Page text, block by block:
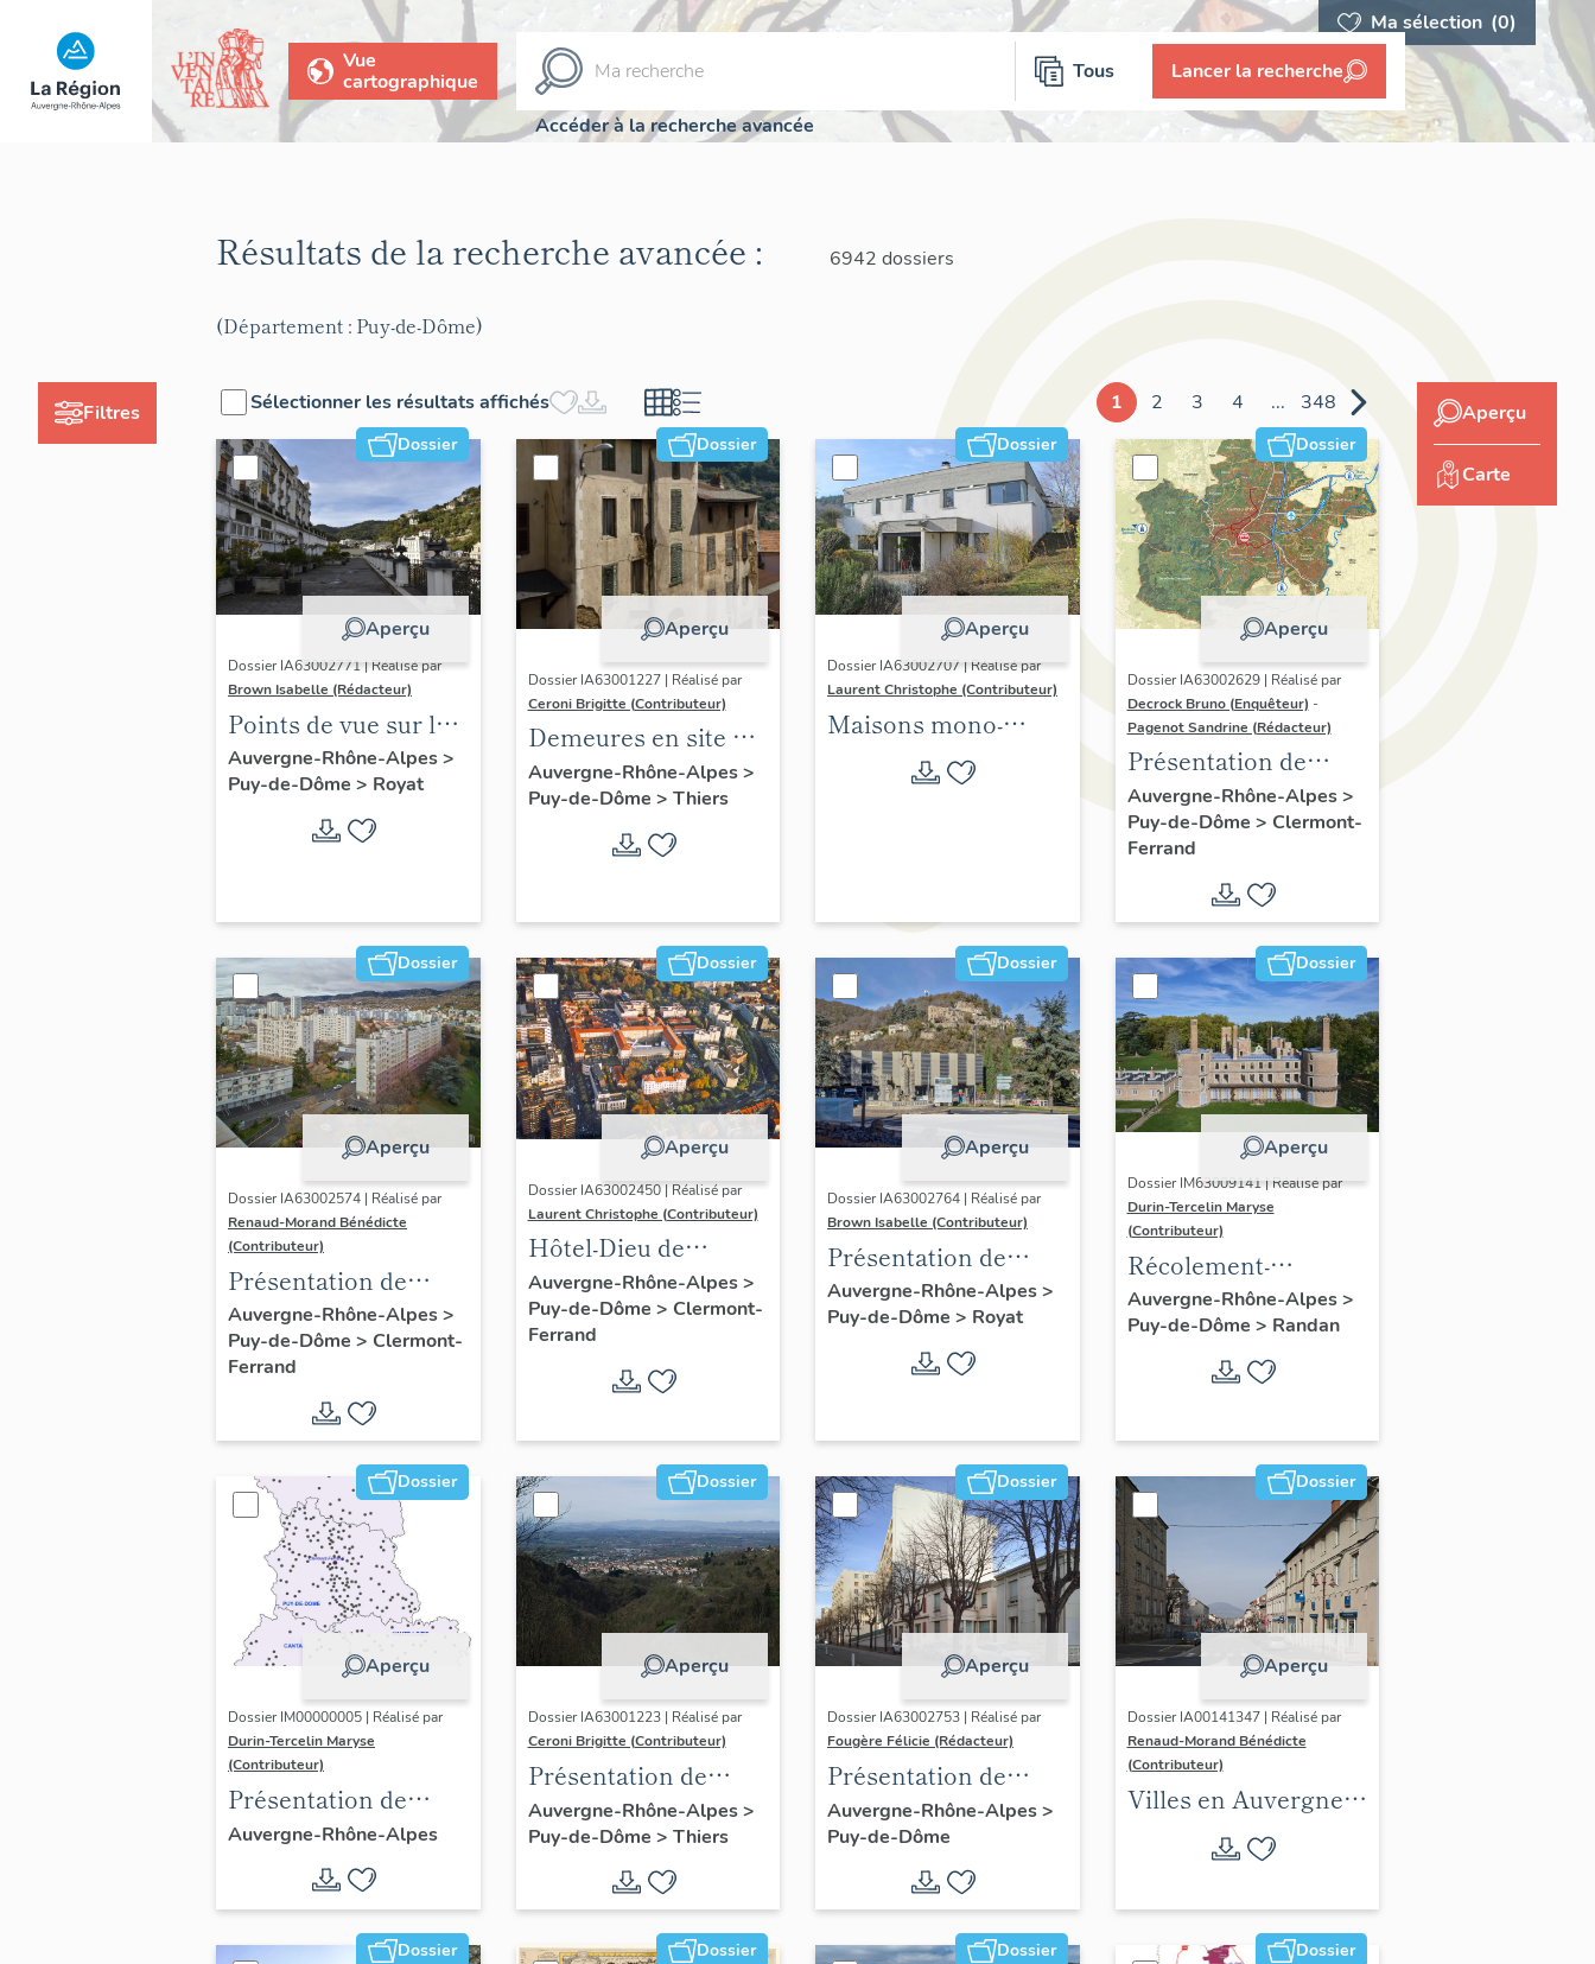
Ma sélection (0)
Vue
cartographique
Tous Lancer la recherche
Accéder à la recherche avancée
Filtres
Résultats de la recherche avancée : 6942 dossiers
(Département : Puy-de-Dôme)
Sélectionner les résultats affichés 1 2 3 4 ... 348
Dossier
Aperçu
Dossier IA63002771 | Réalisé par
Brown Isabelle (Rédacteur)
Points de vue sur le
paysage thermal
Auvergne-Rhône-Alpes>
Puy-de-Dôme > Royat
Dossier
Aperçu
Dossier IA63001227 | Réalisé par
Ceroni Brigitte (Contributeur)
Demeures en site de
pente
Auvergne-Rhône-Alpes>
Puy-de-Dôme > Thiers
Dossier
Aperçu
Dossier IA63002707 | Réalisé par
Laurent Christophe (Contributeur)
Maisons mono-
familiales
singulières des
Clermont Auvergne
métropole. 2021-2024.
Dossier
Aperçu
Dossier IA63002629 | Réalisé par
Decrock Bruno (Enquêteur) -
Pagenot Sandrine (Rédacteur)
Présentation de
l'opération
d'inventaire du
patrimoine viticole
du territoire de
Clermont-Auvergne-
Métropole
Auvergne-Rhône-Alpes>
Puy-de-Dôme > Clermont-
Ferrand
Dossier
Aperçu
Dossier IA63002574 | Réalisé par
Renaud-Morand Bénédicte
(Contributeur)
Présentation de
l'opération
ponctuelle "Muraille
de Chine" (de
Clermont-Ferrand)
Auvergne-Rhône-Alpes>
Puy-de-Dôme > Clermont-
Ferrand
Dossier
Aperçu
Dossier IA63002450 | Réalisé par
Laurent Christophe (Contributeur)
Hôtel-Dieu de
Clermont-Ferrand :
les raisons de l'étude
Auvergne-Rhône-Alpes>
Puy-de-Dôme > Clermont-
Ferrand
Dossier
Aperçu
Dossier IA63002764 | Réalisé par
Brown Isabelle (Contributeur)
Présentation de
l'opération
d'inventaire de la
station thermale de
Royat-Chamalières
Auvergne-Rhône-Alpes>
Puy-de-Dôme > Royat
Dossier
Aperçu
Dossier IM63009141 | Réalisé par
Durin-Tercelin Maryse
(Contributeur)
Récolement-
inventaire du fonds
mobilier du domaine
royal de Randan
Auvergne-Rhône-Alpes>
Puy-de-Dôme > Randan
Dossier
Aperçu
Dossier IM00000005 | Réalisé par
Durin-Tercelin Maryse
(Contributeur)
Présentation de
l’opération tissus et
ornements
liturgiques en
Auvergne-Rhône-Alpes
Dossier
Aperçu
Dossier IA63001223 | Réalisé par
Ceroni Brigitte (Contributeur)
Présentation de
l'enquête thématique
régionale "Pentes de
la commune de
Thiers"
Auvergne-Rhône-Alpes>
Puy-de-Dôme > Thiers
Dossier
Aperçu
Dossier IA63002753 | Réalisé par
Fougère Félicie (Rédacteur)
Présentation de
l'opération
d'inventaire des
boulevards de
ceinture de
Clermont-Ferrand
Auvergne-Rhône-Alpes>
Puy-de-Dôme
Dossier
Aperçu
Dossier IA00141347 | Réalisé par
Renaud-Morand Bénédicte
(Contributeur)
Villes en Auvergne :
les formes urbaines
Dossier Dossier Dossier Dossier
Aperçu
Carte